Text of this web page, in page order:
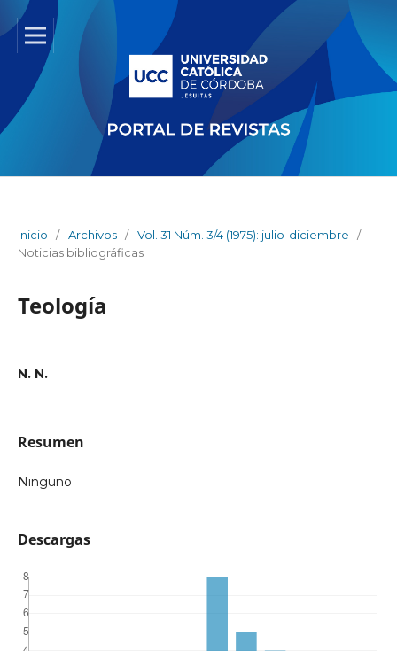
Inicio / Archivos / Vol. 31 Núm. 3/4 (1975): julio-diciembre
/
Noticias bibliográficas
Teología
N. N.
Resumen
Ninguno
Descargas